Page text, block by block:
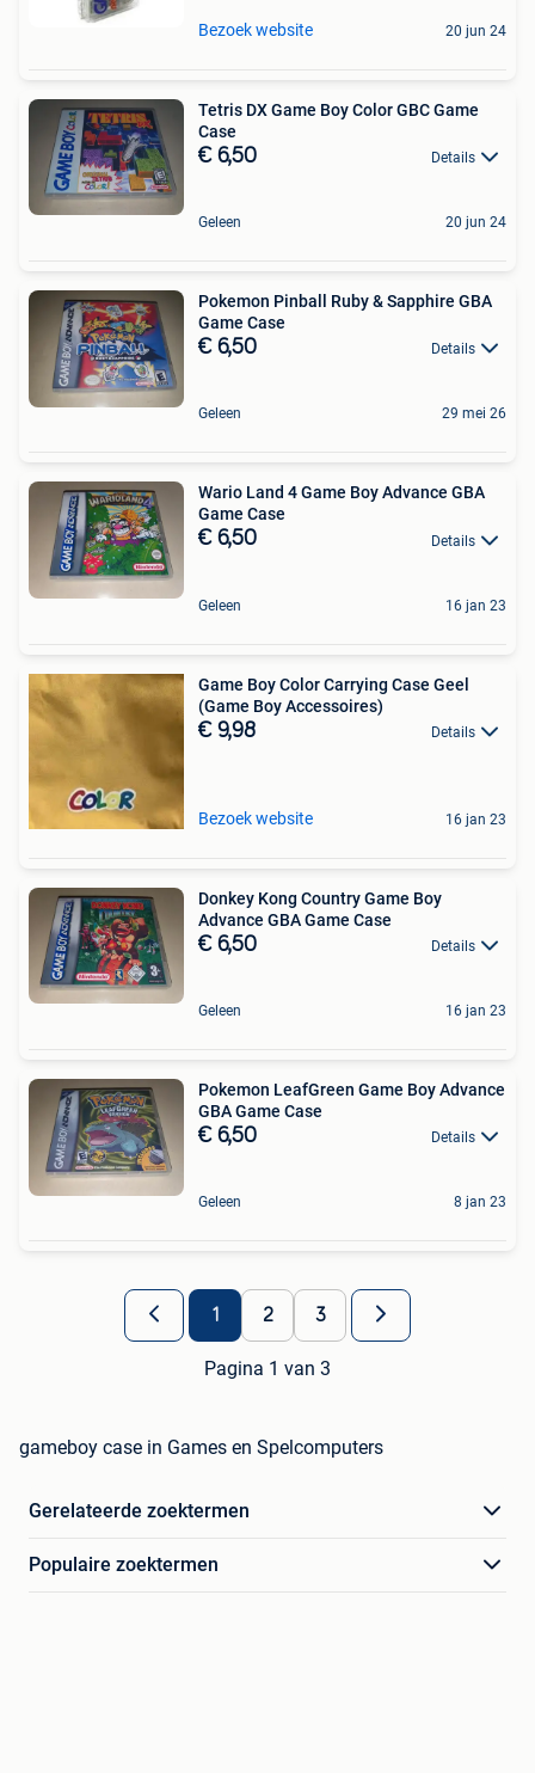
Bezoek website 20 jun 24
Tetris DX Game Boy Color GBC Game
Case
€ 6,50 Details
Geleen 20 jun 24
Pokemon Pinball Ruby & Sapphire GBA
Game Case
€ 6,50 Details
Geleen 29 mei 26
Wario Land 4 Game Boy Advance GBA
Game Case
€ 6,50 Details
Geleen 16 jan 23
Game Boy Color Carrying Case Geel
(Game Boy Accessoires)
€ 9,98 Details
Bezoek website 16 jan 23
Donkey Kong Country Game Boy
Advance GBA Game Case
€ 6,50 Details
Geleen 16 jan 23
Pokemon LeafGreen Game Boy Advance
GBA Game Case
€ 6,50 Details
Geleen 8 jan 23
1 2 3
Pagina 1 van 3
gameboy case in Games en Spelcomputers
Gerelateerde zoektermen
Populaire zoektermen